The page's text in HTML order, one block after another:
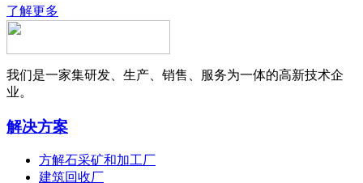
了解更多
我们是一家集研发、生产、销售、服务为一体的高新技术企
业。
解决方案
方解石采矿和加工厂
建筑回收厂